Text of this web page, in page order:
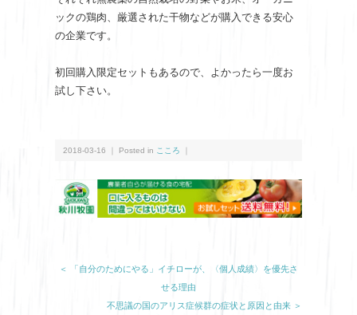
ックの鶏肉、厳選された干物などが購入できる安心
の企業です。
初回購入限定セットもあるので、よかったら一度お
試し下さい。
2018-03-16 ｜ Posted in こころ
＜ 「自分のためにやる」イチローが、〈個人成績〉を優先さ
せる理由
不思議の国のアリス症候群の症状と原因と由来 ＞